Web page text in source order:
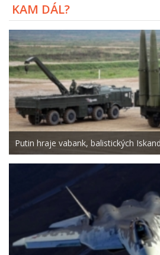
KAM DÁL?
Putin hraje vabank, balistických